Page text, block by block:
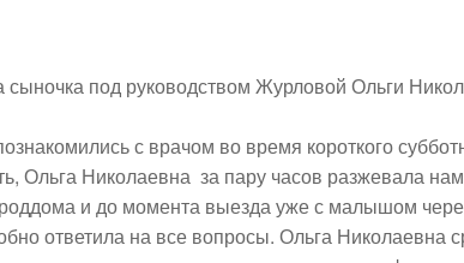
сыночка под руководством Журловой Ольги
с врачом во время короткого
Ольга Николаевна  за пару часов разжевала
и до момента выезда уже с малышом
ответила на все вопросы. Ольга Николаевна